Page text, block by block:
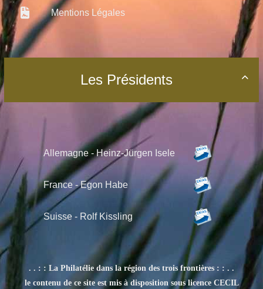
Mentions Légales

Les Présidents
Allemagne - Heinz-Jürgen Isele
France - Egon Habe
Suisse - Rolf Kissling
. . : : La Philatélie dans la région des trois frontières : : . .
le contenu de ce site est mis à disposition sous licence CECIL